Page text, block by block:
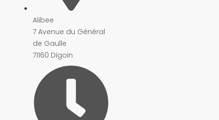
Alibee
7 Avenue du Général
de Gaulle
71160 Digoin​